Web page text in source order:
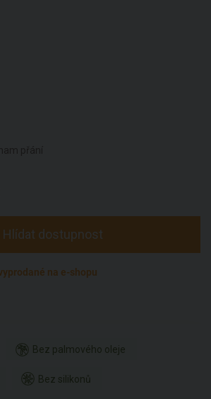
Hlídat dostupnost
na e-shopu
Bez palmového oleje
Bez silikonů